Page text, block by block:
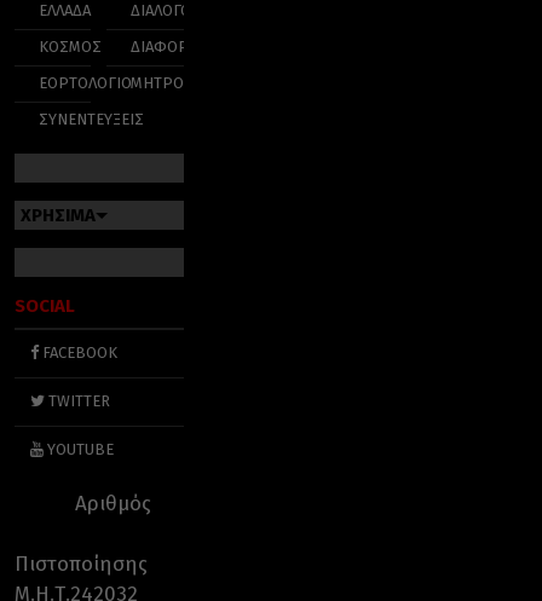
ΕΛΛΑΔΑ
ΚΟΣΜΟΣ
ΕΟΡΤΟΛΟΓΙΟ
ΣΥΝΕΝΤΕΥΞΕΙΣ
ΔΙΑΛΟΓΟΣ
ΔΙΑΦΟΡΑ
ΜΗΤΡΟΠΟΛΕΙΣ
ΧΡΗΣΙΜΑ
SOCIAL
FACEBOOK
TWITTER
YOUTUBE
Αριθμός
Πιστοποίησης
Μ.Η.Τ.242032